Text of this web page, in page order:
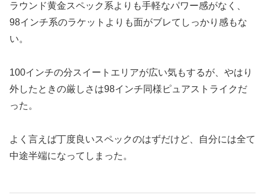
ラウンド黄金スペック系よりも手軽なパワー感がなく、
98インチ系のラケットよりも面がブレてしっかり感もな
い。
100インチの分スイートエリアが広い気もするが、やはり
外したときの厳しさは98インチ同様ピュアストライクだ
った。
よく言えば丁度良いスペックのはずだけど、自分には全て
中途半端になってしまった。